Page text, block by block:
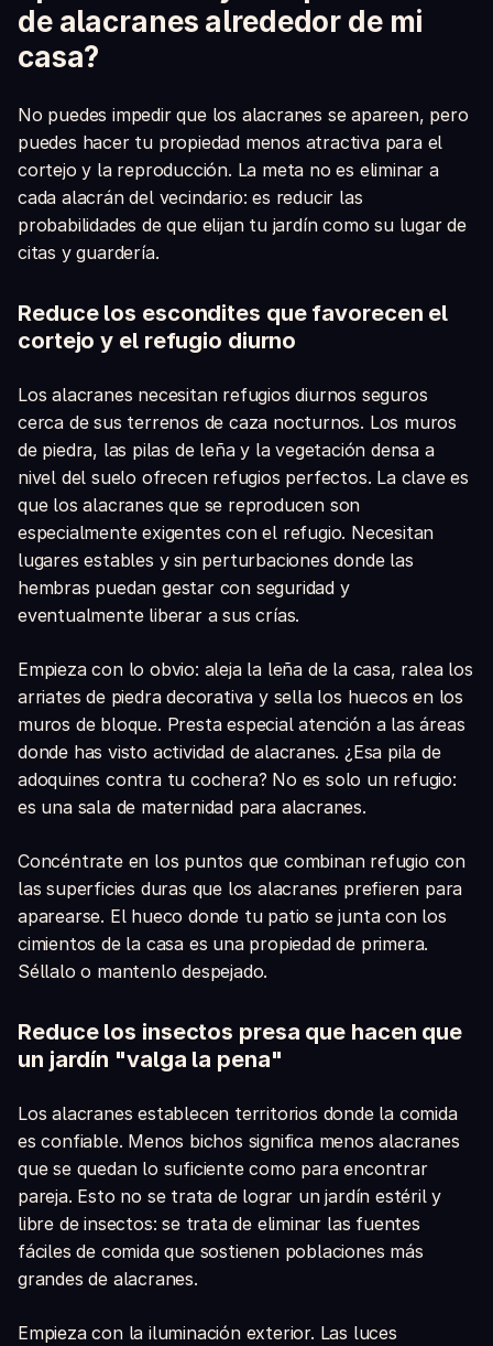
de alacranes alrededor de mi
casa?
No puedes impedir que los alacranes se apareen, pero
puedes hacer tu propiedad menos atractiva para el
cortejo y la reproducción. La meta no es eliminar a
cada alacrán del vecindario: es reducir las
probabilidades de que elijan tu jardín como su lugar de
citas y guardería.
Reduce los escondites que favorecen el
cortejo y el refugio diurno
Los alacranes necesitan refugios diurnos seguros
cerca de sus terrenos de caza nocturnos. Los muros
de piedra, las pilas de leña y la vegetación densa a
nivel del suelo ofrecen refugios perfectos. La clave es
que los alacranes que se reproducen son
especialmente exigentes con el refugio. Necesitan
lugares estables y sin perturbaciones donde las
hembras puedan gestar con seguridad y
eventualmente liberar a sus crías.
Empieza con lo obvio: aleja la leña de la casa, ralea los
arriates de piedra decorativa y sella los huecos en los
muros de bloque. Presta especial atención a las áreas
donde has visto actividad de alacranes. ¿Esa pila de
adoquines contra tu cochera? No es solo un refugio:
es una sala de maternidad para alacranes.
Concéntrate en los puntos que combinan refugio con
las superficies duras que los alacranes prefieren para
aparearse. El hueco donde tu patio se junta con los
cimientos de la casa es una propiedad de primera.
Séllalo o mantenlo despejado.
Reduce los insectos presa que hacen que
un jardín "valga la pena"
Los alacranes establecen territorios donde la comida
es confiable. Menos bichos significa menos alacranes
que se quedan lo suficiente como para encontrar
pareja. Esto no se trata de lograr un jardín estéril y
libre de insectos: se trata de eliminar las fuentes
fáciles de comida que sostienen poblaciones más
grandes de alacranes.
Empieza con la iluminación exterior. Las luces